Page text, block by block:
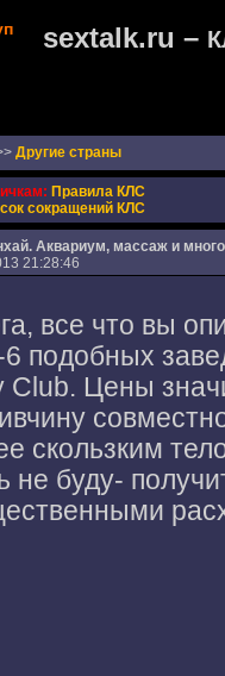
sextalk.ru –
Другие страны
Правила КЛС
сокращений КЛС
Аквариум, массаж и
21:28:46
все что вы
подобных
Club. Цены
скользким
не буду-